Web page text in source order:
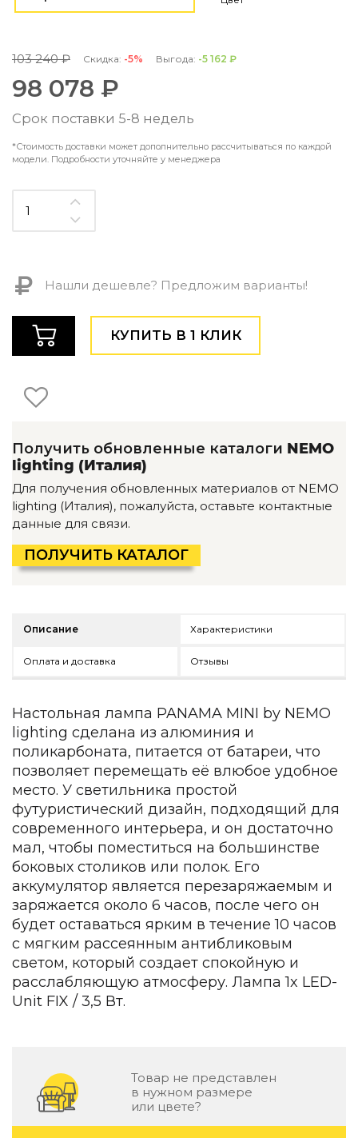
Контемпорари
Мебель
По типу
Стулья
Столы и столики
Мягкая мебель
Кровати и матрасы
Полки и стеллажи
Консоли
Производство мебели на заказ Romatti
Корпусная мебель на заказ
Шкафы и гардеробные на заказ
Мебель для ванной
Офисная мебель
Уличная и садовая мебель
Фитнес и wellness-оборудование
ROOM — Modern
INTERRA — Soft Modern
ARTOPIA — Mid-Century
DAYZ — Ethno
Все коллекции мебели
Подбор, производство и комплектация по вашему
Декор
Для кухни
Предметы интерьера
Ковры
Зеленые стены
Дизайнерские кальяны
Подбор, производство и комплектация по вашему
Сантехника и инженерия
Дизайнерские ванны
Подбор, производство и комплектация по вашему
Отделка и ремонт
Стены
Акустические панели
Стеновые декоративные панели
для террас
Террасные и фасадные системы
Биоклиматические перголы
Подбор, производство и комплектация по вашему
Все категории товаров
103 240 ₽ Скидка: -5% Выгода: -5 162 ₽
98 078 ₽
Срок поставки 5-8 недель
*Стоимость доставки может дополнительно рассчитываться по каждой
модели. Подробности уточняйте у менеджера
Нашли дешевле? Предложим варианты!
КУПИТЬ В 1 КЛИК
Получить обновленные каталоги NEMO
lighting (Италия)
Для получения обновленных материалов от NEMO
lighting (Италия), пожалуйста, оставьте контактные
данные для связи.
ПОЛУЧИТЬ КАТАЛОГ
Описание Характеристики
Оплата и доставка Отзывы
Настольная лампа PANAMA MINI by NEMO
lighting cделана из алюминия и
поликарбоната, питается от батареи, что
позволяет перемещать её влюбое удобное
место. У светильника простой
футуристический дизайн, подходящий для
современного интерьера, и он достаточно
мал, чтобы поместиться на большинстве
боковых столиков или полок. Его
аккумулятор является перезаряжаемым и
заряжается около 6 часов, после чего он
будет оставаться ярким в течение 10 часов
с мягким рассеянным антибликовым
светом, который создает спокойную и
расслабляющую атмосферу. Лампа 1x LED-
Unit FIX / 3,5 Вт.
Товар не представлен
в нужном размере
или цвете?